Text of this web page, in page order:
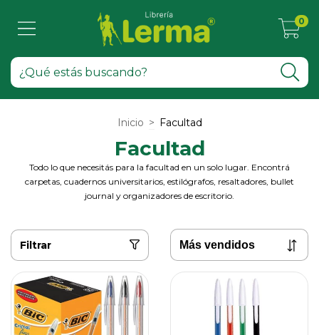
0
Inicio > Facultad
Facultad
Todo lo que necesitás para la facultad en un solo lugar. Encontrá
carpetas, cuadernos universitarios, estilógrafos, resaltadores, bullet
journal y organizadores de escritorio.
Filtrar